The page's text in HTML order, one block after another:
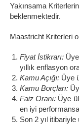
Yakınsama
beklenmektedir.
Maastricht Kriterleri
Fiyat İstikrarı:
yıllık enflasyon
Kamu Açığı: Üye
Kamu Borçları:
Faiz Oranı: Üye
en iyi
Son 2 yıl itibariyle